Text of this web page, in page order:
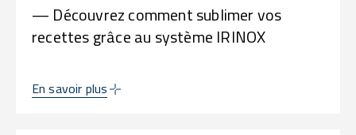
— Découvrez comment sublimer vos
recettes grâce au système IRINOX
En savoir plus